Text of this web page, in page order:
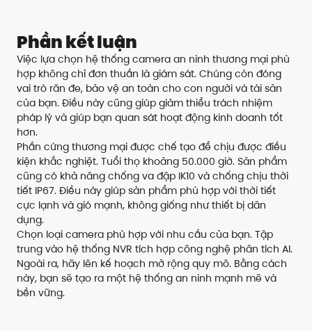
Phần kết luận
Việc lựa chọn hệ thống camera an ninh thương mại phù
hợp không chỉ đơn thuần là giám sát. Chúng còn đóng
vai trò răn đe, bảo vệ an toàn cho con người và tài sản
của bạn. Điều này cũng giúp giảm thiểu trách nhiệm
pháp lý và giúp bạn quan sát hoạt động kinh doanh tốt
hơn.
Phần cứng thương mại được chế tạo để chịu được điều
kiện khắc nghiệt. Tuổi thọ khoảng 50.000 giờ. Sản phẩm
cũng có khả năng chống va đập IK10 và chống chịu thời
tiết IP67. Điều này giúp sản phẩm phù hợp với thời tiết
cực lạnh và gió mạnh, không giống như thiết bị dân
dụng.
Chọn loại camera phù hợp với nhu cầu của bạn. Tập
trung vào hệ thống NVR tích hợp công nghệ phân tích AI.
Ngoài ra, hãy lên kế hoạch mở rộng quy mô. Bằng cách
này, bạn sẽ tạo ra một hệ thống an ninh mạnh mẽ và
bền vững.